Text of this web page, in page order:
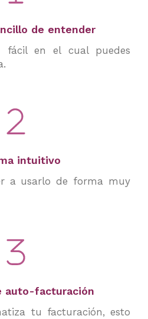
de entender
fácil en el cual puedes
intuitivo
a usarlo de forma muy
auto-facturación
tu facturación, esto